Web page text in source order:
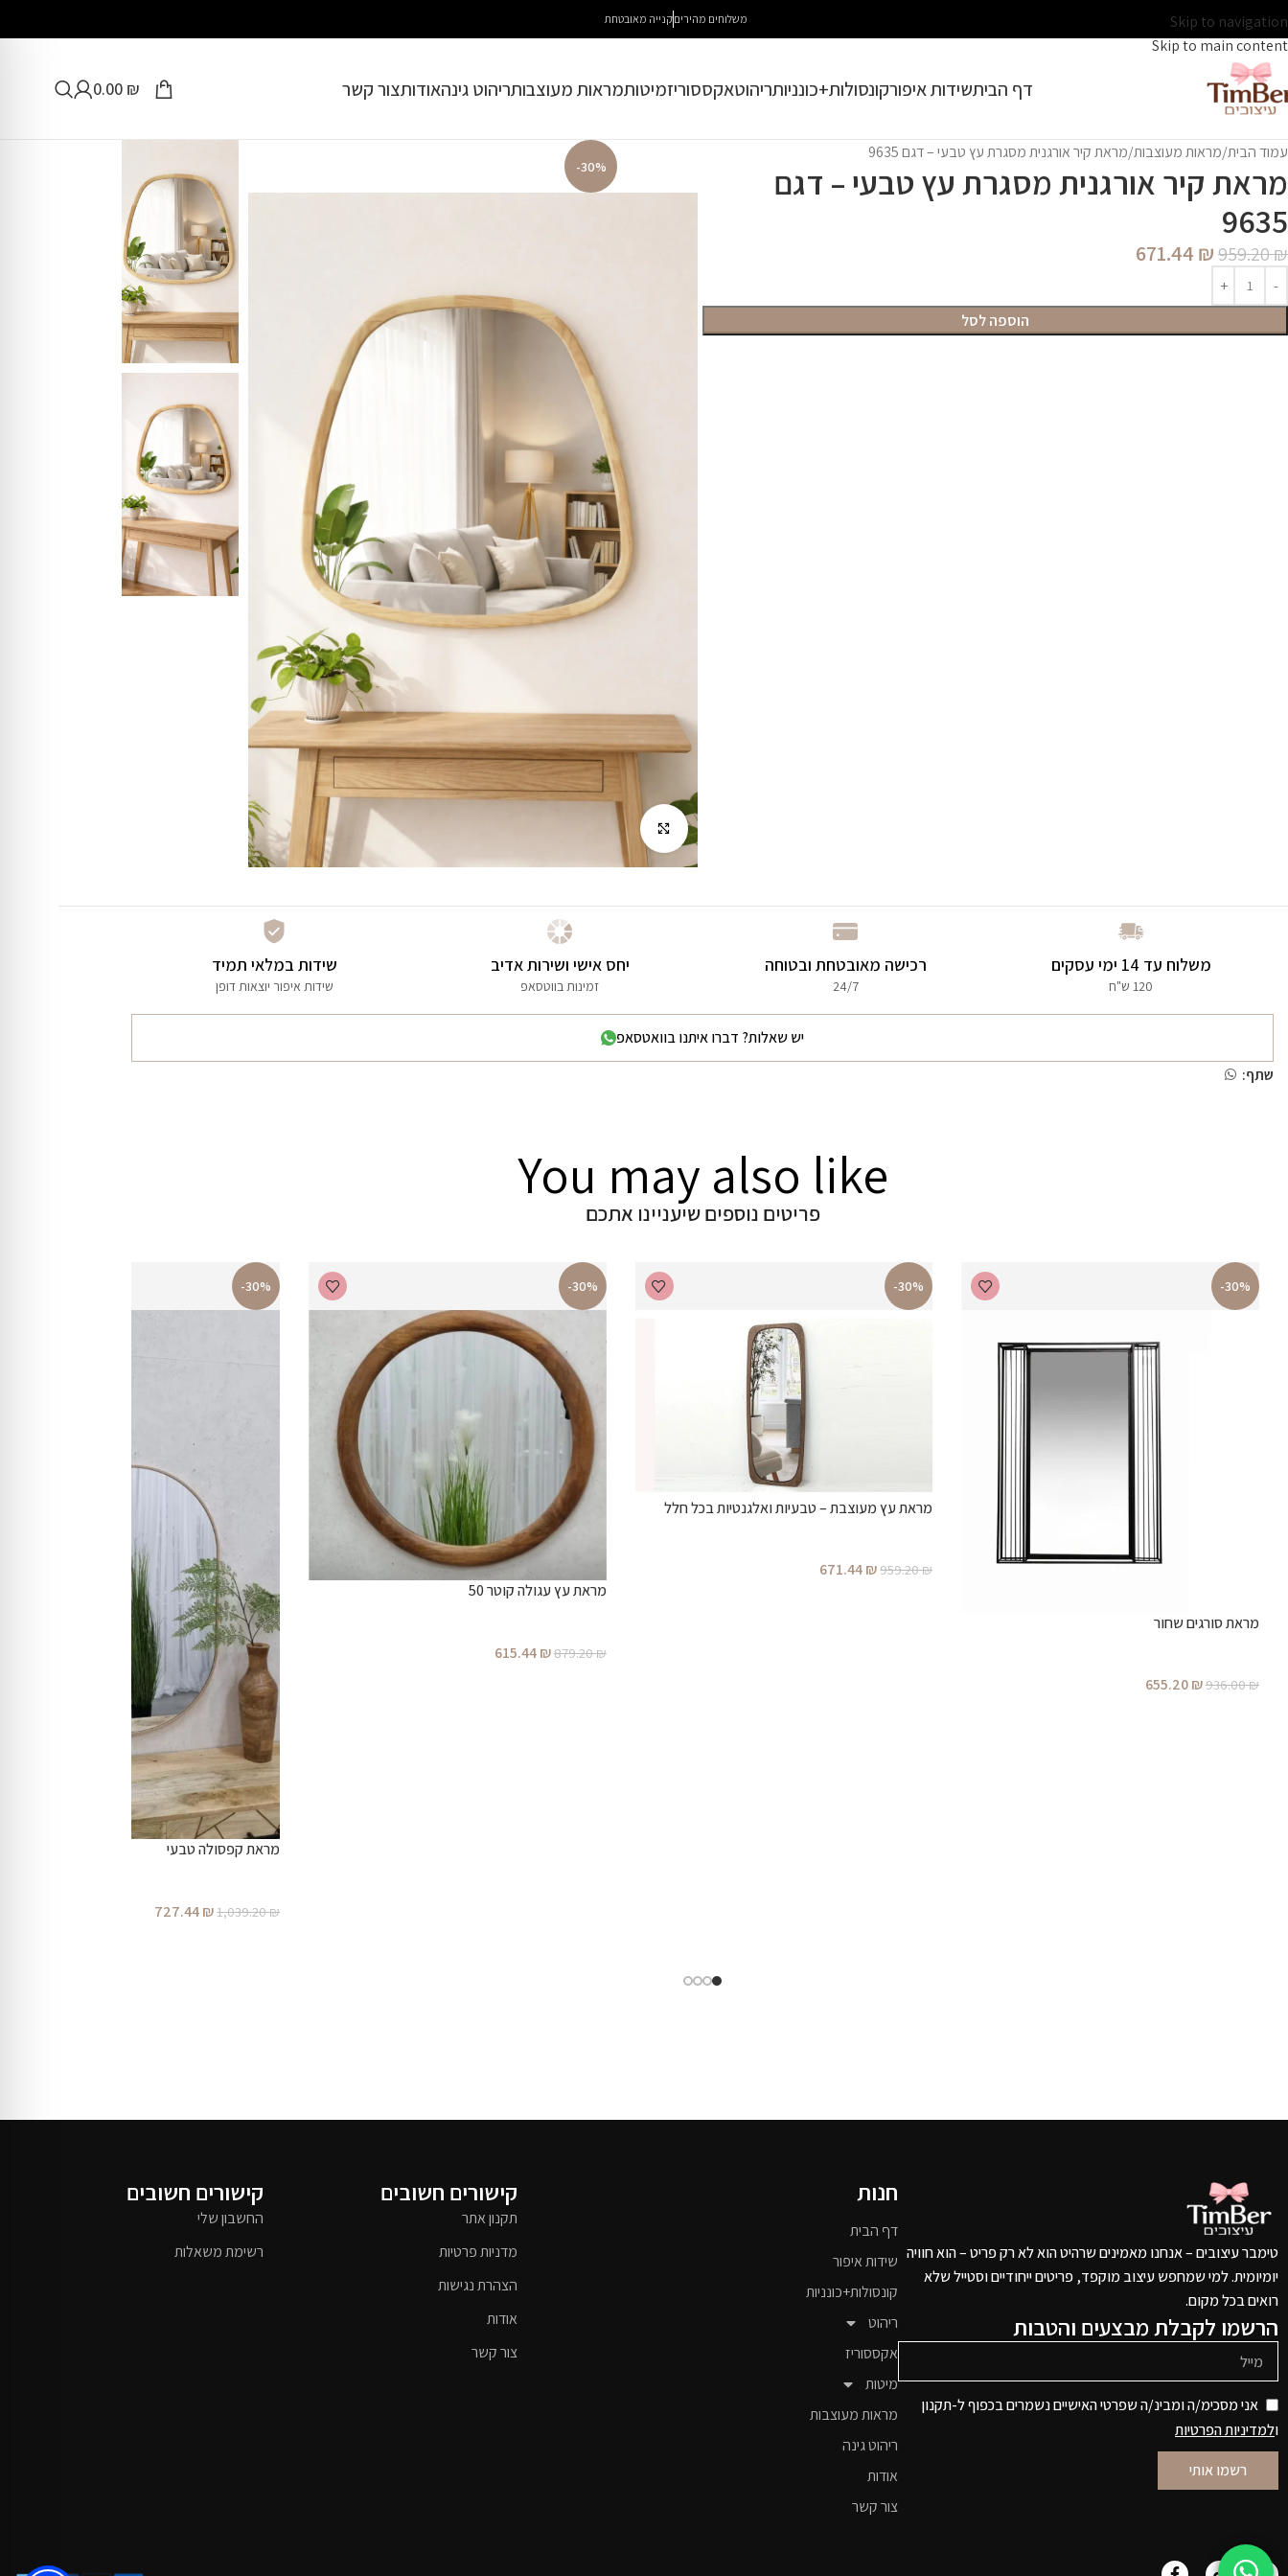
Skip to navigation
Skip to main content
משלוחים מהיריםקנייה מאובטחת
דף הביתשידות איפורקונסולות+כונניותריהוטאקססוריזמיטותמראות מעוצבותריהוט גינהאודותצור קשר 0.00 ₪
עמוד הבית מראות מעוצבות מראת קיר אורגנית מסגרת עץ טבעי – דגם 9635
מראת קיר אורגנית מסגרת עץ טבעי – דגם
9635
959.20₪
671.44 ₪
הוספה לסל
-30%
לחץ להגדלה
משלוח עד 14 ימי עסקים
120 ש"ח
רכישה מאובטחת ובטוחה
24/7
יחס אישי ושירות אדיב
זמינות בווטסאפ
שידות במלאי תמיד
שידות איפור יוצאות דופן
יש שאלות? דברו איתנו בוואטסאפ
שתף:
You may also like
פריטים נוספים שיעניינו אתכם
-30%
מראת סורגים שחור
936.00₪
655.20₪
-30%
מראת עץ מעוצבת – טבעיות ואלגנטיות בכל חלל
959.20₪
671.44₪
-30%
מראת עץ עגולה קוטר 50
879.20₪
615.44₪
-30%
מראת קפסולה טבעי
1,039.20₪
727.44₪
טימבר עיצובים – אנחנו מאמינים שרהיט הוא לא רק פריט – הוא חוויה
יומיומית. למי שמחפש עיצוב מוקפד, פריטים ייחודיים וסטייל שלא
רואים בכל מקום.
הרשמו לקבלת מבצעים והטבות
אני מסכימ/ה ומבינ/ה שפרטי האישיים נשמרים בכפוף ל-תקנון
ולמדיניות הפרטיות
רשמו אותי
חנות
דף הבית
שידות איפור
קונסולות+כונניות
ריהוט
אקססוריז
מיטות
מראות מעוצבות
ריהוט גינה
אודות
צור קשר
קישורים חשובים
תקנון אתר
מדניות פרטיות
הצהרת נגישות
אודות
צור קשר
קישורים חשובים
החשבון שלי
רשימת משאלות